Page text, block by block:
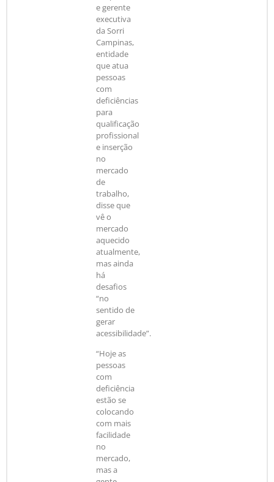
e gerente
executiva
da Sorri
Campinas,
entidade
que atua
pessoas
com
deficiências
para
qualificação
profissional
e inserção
no
mercado
de
trabalho,
disse que
vê o
mercado
aquecido
atualmente,
mas ainda
há
desafios
“no
sentido de
gerar
acessibilidade”.
“Hoje as
pessoas
com
deficiência
estão se
colocando
com mais
facilidade
no
mercado,
mas a